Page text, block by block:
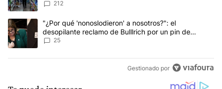
212
Un artículo de tendencia con el título ""¿Por qué 'nonoslodieron'
"¿Por qué 'nonoslodieron' a nosotros?": el
desopilante reclamo de Bulllrich por un pin de
Malvinas
25
Gestionado por